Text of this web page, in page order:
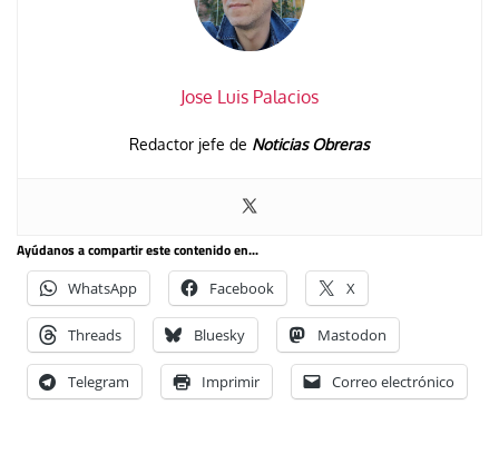
Jose Luis Palacios
Redactor jefe de Noticias Obreras
Ayúdanos a compartir este contenido en...
WhatsApp Facebook X
Threads Bluesky Mastodon
Telegram Imprimir Correo electrónico